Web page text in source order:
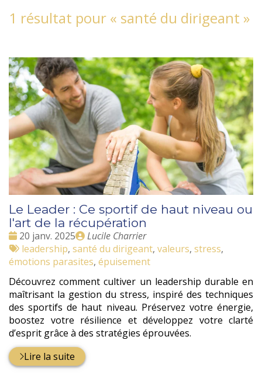
1 résultat pour « santé du dirigeant »
Le Leader : Ce sportif de haut niveau ou
l'art de la récupération
Date
:
20 janv. 2025
Publié
par
Lucile Charrier
Tags
:
leadership, santé du dirigeant, valeurs, stress,
émotions parasites, épuisement
Découvrez comment cultiver un leadership durable en
maîtrisant la gestion du stress, inspiré des techniques
des sportifs de haut niveau. Préservez votre énergie,
boostez votre résilience et développez votre clarté
d’esprit grâce à des stratégies éprouvées.
Lire la suite